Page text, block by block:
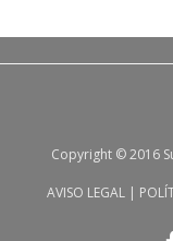
Copyright © 2016
AVISO LEGAL|